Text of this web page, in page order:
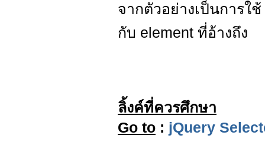
จากตัวอย่างเป็นการใช้
กับ element ที่อ้างถึง
ลิ้งค์ที่ควรศึกษา
Go to : jQuery